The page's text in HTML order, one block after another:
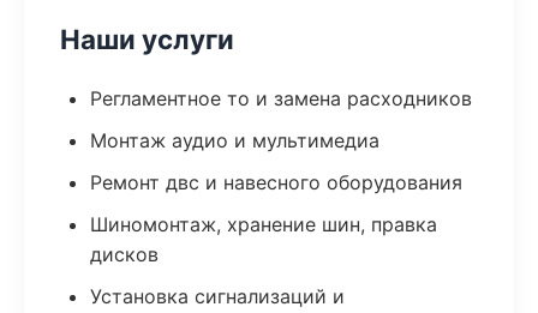
Наши услуги
Регламентное то и замена расходников
Монтаж аудио и мультимедиа
Ремонт двс и навесного оборудования
Шиномонтаж, хранение шин, правка
дисков
Установка сигнализаций и